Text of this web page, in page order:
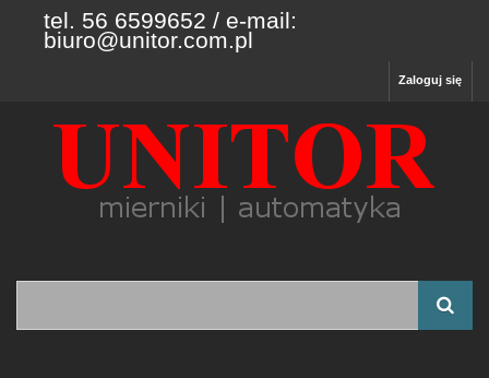
tel. 56 6599652 / e-mail:
biuro@unitor.com.pl
Zaloguj się